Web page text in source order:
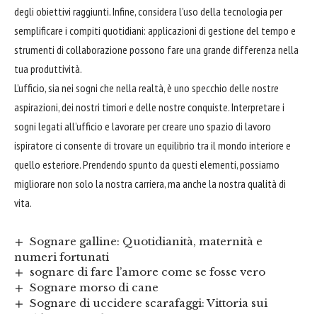
degli obiettivi raggiunti. Infine, considera l’uso della tecnologia per
semplificare i compiti quotidiani: applicazioni di gestione del tempo e
strumenti di collaborazione possono fare una grande differenza nella
tua produttività.
L’ufficio, sia nei sogni che nella realtà, è uno specchio delle nostre
aspirazioni, dei nostri timori e delle nostre conquiste. Interpretare i
sogni legati all’ufficio e lavorare per creare uno spazio di lavoro
ispiratore ci consente di trovare un equilibrio tra il mondo interiore e
quello esteriore. Prendendo spunto da questi elementi, possiamo
migliorare non solo la nostra carriera, ma anche la nostra qualità di
vita.
Sognare galline: Quotidianità, maternità e
numeri fortunati
sognare di fare l’amore come se fosse vero
Sognare morso di cane
Sognare di uccidere scarafaggi: Vittoria sui